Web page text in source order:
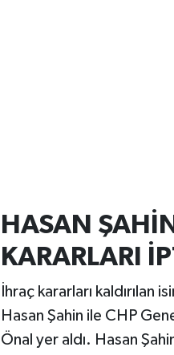
HASAN
KARARLARI
İhraç kararları
Hasan Şahin ile CHP
Önal yer aldı. Hasan